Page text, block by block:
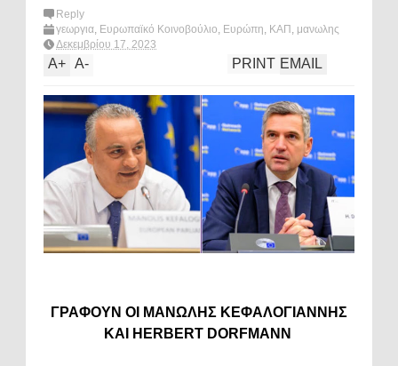
Reply
γεωργια, Ευρωπαϊκό Κοινοβούλιο, Ευρώπη, ΚΑΠ , μανωλης
κεφαλογιαννης πολιτική
Δεκεμβρίου 17, 2023
A+ A- EMAIL
PRINT
ΓΡΑΦΟΥΝ ΟΙ ΜΑΝΩΛΗΣ ΚΕΦΑΛΟΓΙΑΝΝΗΣ
ΚΑΙ HERBERT DORFMANN